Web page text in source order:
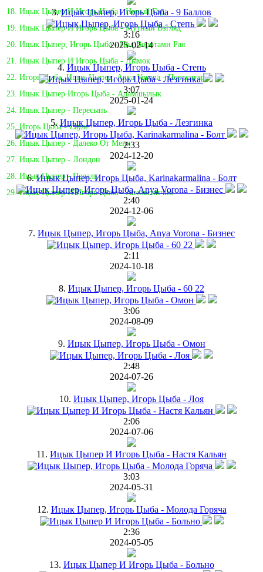
18. Ицык Цыпер И Игорь Цыба - Новый Год
19. Ицык Цыпер И Игорь Цыба - Мутный Взгляд
20. Ицык Цыпер, Игорь Цыба - Под Воротами Рая
21. Ицык Цыпер И Игорь Цыба - Дымок
22. Игорь Цыба, Ицык Цыпер, Anya Vorona - Портсигар
23. Ицык Цыпер Игорь Цыба - Адамшылык
24. Ицык Цыпер - Пересыпь
25. Игорь Цыба - Сауле
26. Ицык Цыпер - Далеко От Меня
27. Ицык Цыпер - Лондон
28. Ицык Цыпер - Печаль
29. Ицык Цыпер И Игорь Цыба - Апельсинчик
3.Ицык Цыпер, Игорь Цыба - 9 Баллов
3:16
2025-02-14
4. Ицык Цыпер, Игорь Цыба - Степь
3:07
2025-01-24
5.Ицык Цыпер, Игорь Цыба - Лезгинка
2:33
2024-12-20
6.Ицык Цыпер, Игорь Цыба, Karinakarmalina - Болт
2:40
2024-12-06
7. Ицык Цыпер, Игорь Цыба, Anya Vorona - Бизнес
2:11
2024-10-18
8. Ицык Цыпер, Игорь Цыба - 60 22
3:06
2024-08-09
9. Ицык Цыпер, Игорь Цыба - Омон
2:48
2024-07-26
10. Ицык Цыпер, Игорь Цыба - Лоя
2:06
2024-07-06
11. Ицык Цыпер И Игорь Цыба - Настя Кальян
3:03
2024-05-31
12. Ицык Цыпер, Игорь Цыба - Молода Горяча
2:36
2024-05-05
13. Ицык Цыпер И Игорь Цыба - Больно